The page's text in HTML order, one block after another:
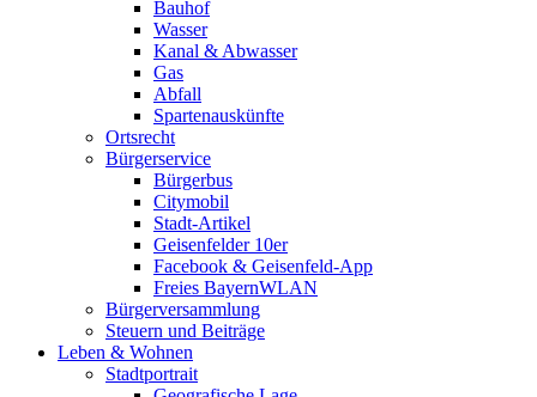
Bauhof
Wasser
Kanal & Abwasser
Gas
Abfall
Spartenauskünfte
Ortsrecht
Bürgerservice
Bürgerbus
Citymobil
Stadt-Artikel
Geisenfelder 10er
Facebook & Geisenfeld-App
Freies BayernWLAN
Bürgerversammlung
Steuern und Beiträge
Leben & Wohnen
Stadtportrait